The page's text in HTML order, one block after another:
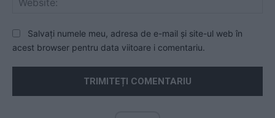
Salvați numele meu, adresa de e-mail și site-ul web în
acest browser pentru data viitoare i comentariu.